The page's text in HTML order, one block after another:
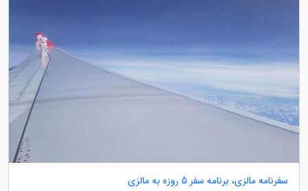
سفرنامه مالزی، برنامه سفر 5 روزه به مالزی